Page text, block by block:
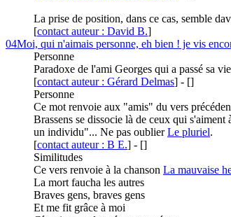
La prise de position, dans ce cas, semble
[contact auteur : David B.]
04Moi, qui n'aimais personne, eh bien ! je vis
Personne
Paradoxe de l'ami Georges qui a passé sa
[contact auteur : Gérard Delmas] - []
Personne
Ce mot renvoie aux "amis" du vers
Brassens se dissocie là de ceux qui
un individu"... Ne pas oublierLe pluriel.
[contact auteur : B E.] - []
Similitudes
Ce vers renvoie à la chanson La mauvaise
La mort faucha les autres
Braves gens, braves gens
Et me fit grâce à moi